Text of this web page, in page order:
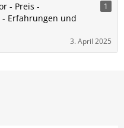
- Preis -
Erfahrungen und
1
3. April 2025